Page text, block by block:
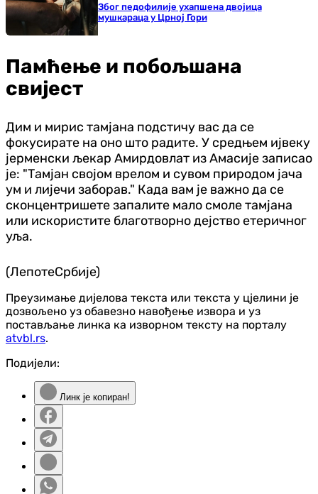
Због педофилије ухапшена двојица
мушкараца у Црној Гори
Памћење и побољшана
свијест
Дим и мирис тамјана подстичу вас да се
фокусирате на оно што радите. У средњем ијвеку
јерменски љекар Амирдовлат из Амасије записао
је: "Тамјан својом врелом и сувом природом јача
ум и лијечи заборав." Када вам је важно да се
сконцентришете запалите мало смоле тамјана
или искористите благотворно дејство етеричног
уља.
(ЛепотеСрбије)
Преузимање дијелова текста или текста у цјелини је
дозвољено уз обавезно навођење извора и уз
постављање линка ка изворном тексту на порталу
atvbl.rs.
Подијели:
Линк је копиран!